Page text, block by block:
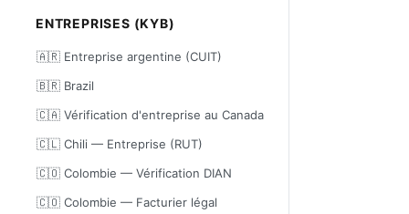
ENTREPRISES (KYB)
🇦🇷 Entreprise argentine (CUIT)
🇧🇷 Brazil
🇨🇦 Vérification d'entreprise au Canada
🇨🇱 Chili — Entreprise (RUT)
🇨🇴 Colombie — Vérification DIAN
🇨🇴 Colombie — Facturier légal